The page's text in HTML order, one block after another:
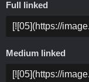
Full linked
Medium linked